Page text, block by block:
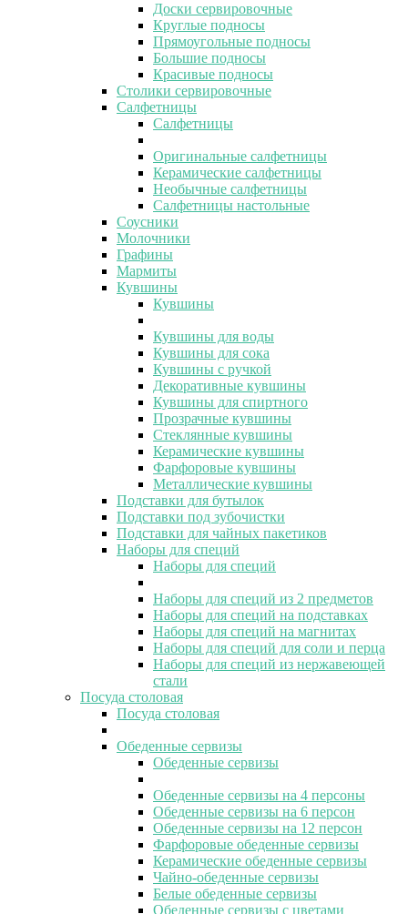
Доски сервировочные
Круглые подносы
Прямоугольные подносы
Большие подносы
Красивые подносы
Столики сервировочные
Салфетницы
Салфетницы
Оригинальные салфетницы
Керамические салфетницы
Необычные салфетницы
Салфетницы настольные
Соусники
Молочники
Графины
Мармиты
Кувшины
Кувшины
Кувшины для воды
Кувшины для сока
Кувшины с ручкой
Декоративные кувшины
Кувшины для спиртного
Прозрачные кувшины
Стеклянные кувшины
Керамические кувшины
Фарфоровые кувшины
Металлические кувшины
Подставки для бутылок
Подставки под зубочистки
Подставки для чайных пакетиков
Наборы для специй
Наборы для специй
Наборы для специй из 2 предметов
Наборы для специй на подставках
Наборы для специй на магнитах
Наборы для специй для соли и перца
Наборы для специй из нержавеющей
стали
Посуда столовая
Посуда столовая
Обеденные сервизы
Обеденные сервизы
Обеденные сервизы на 4 персоны
Обеденные сервизы на 6 персон
Обеденные сервизы на 12 персон
Фарфоровые обеденные сервизы
Керамические обеденные сервизы
Чайно-обеденные сервизы
Белые обеденные сервизы
Обеденные сервизы с цветами